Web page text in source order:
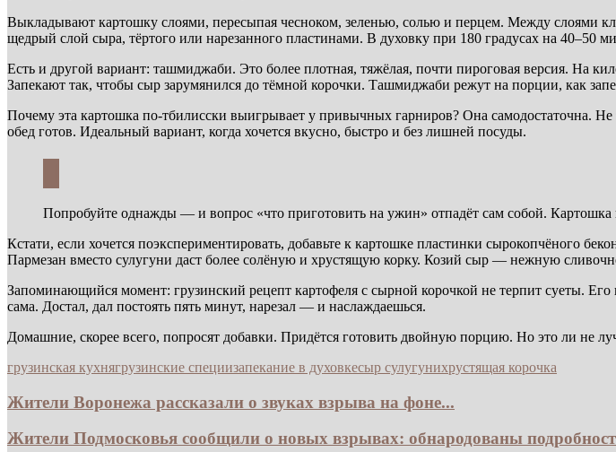
Выкладывают картошку слоями, пересыпая чесноком, зеленью, солью и перцем. Между слоями
щедрый слой сыра, тёртого или нарезанного пластинами. В духовку при 180 градусах на 40–50
Есть и другой вариант: ташмиджаби. Это более плотная, тяжёлая, почти пироговая версия. На
Запекают так, чтобы сыр зарумянился до тёмной корочки. Ташмиджаби режут на порции, как
Почему эта картошка по-тбилисски выигрывает у привычных гарниров? Она самодостаточна.
обед готов. Идеальный вариант, когда хочется вкусно, быстро и без лишней посуды.
Попробуйте однажды — и вопрос «что приготовить на ужин» отпадёт сам собой.
Кстати, если хочется поэкспериментировать, добавьте к картошке пластинки сырокопчёного
Пармезан вместо сулугуни даст более солёную и хрустящую корку. Козий сыр — нежную
Запоминающийся момент: грузинский рецепт картофеля с сырной корочкой не терпит суеты.
сама. Достал, дал постоять пять минут, нарезал — и наслаждаешься.
Домашние, скорее всего, попросят добавки. Придётся готовить двойную порцию. Но это ли не
грузинская кухнягрузинские специизапекание в духовкесыр сулугунихрустящая корочка
Жители Воронежа рассказали о звуках взрыва на фоне...
Жители Подмосковья сообщили о новых взрывах: обнародованы